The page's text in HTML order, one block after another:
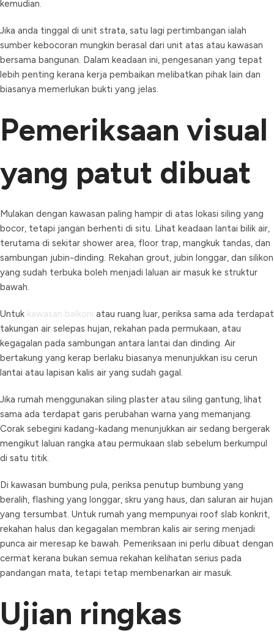
kemudian.
Jika anda tinggal di unit strata, satu lagi pertimbangan ialah
sumber kebocoran mungkin berasal dari unit atas atau kawasan
bersama bangunan. Dalam keadaan ini, pengesanan yang tepat
lebih penting kerana kerja pembaikan melibatkan pihak lain dan
biasanya memerlukan bukti yang jelas.
Pemeriksaan visual
yang patut dibuat
Mulakan dengan kawasan paling hampir di atas lokasi siling yang
bocor, tetapi jangan berhenti di situ. Lihat keadaan lantai bilik air,
terutama di sekitar shower area, floor trap, mangkuk tandas, dan
sambungan jubin-dinding. Rekahan grout, jubin longgar, dan silikon
yang sudah terbuka boleh menjadi laluan air masuk ke struktur
bawah.
Untuk kawasan balkoni atau ruang luar, periksa sama ada terdapat
takungan air selepas hujan, rekahan pada permukaan, atau
kegagalan pada sambungan antara lantai dan dinding. Air
bertakung yang kerap berlaku biasanya menunjukkan isu cerun
lantai atau lapisan kalis air yang sudah gagal.
Jika rumah menggunakan siling plaster atau siling gantung, lihat
sama ada terdapat garis perubahan warna yang memanjang.
Corak sebegini kadang-kadang menunjukkan air sedang bergerak
mengikut laluan rangka atau permukaan slab sebelum berkumpul
di satu titik.
Di kawasan bumbung pula, periksa penutup bumbung yang
beralih, flashing yang longgar, skru yang haus, dan saluran air hujan
yang tersumbat. Untuk rumah yang mempunyai roof slab konkrit,
rekahan halus dan kegagalan membran kalis air sering menjadi
punca air meresap ke bawah. Pemeriksaan ini perlu dibuat dengan
cermat kerana bukan semua rekahan kelihatan serius pada
pandangan mata, tetapi tetap membenarkan air masuk.
Ujian ringkas